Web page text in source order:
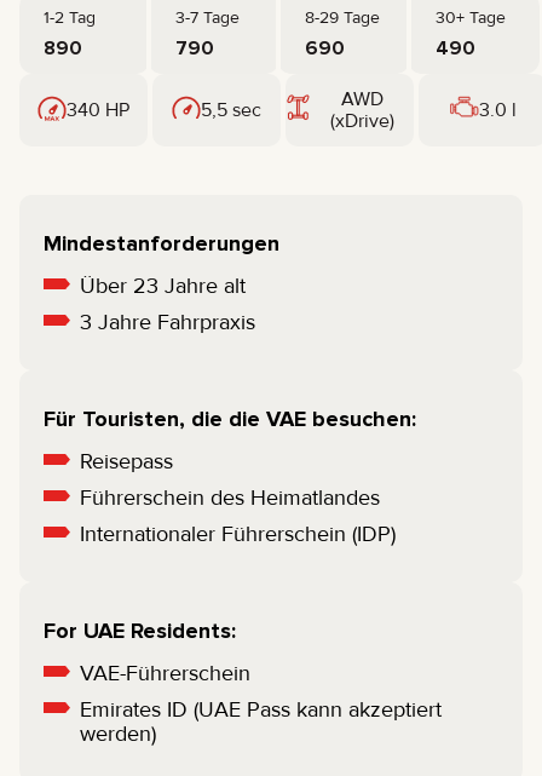
1-2 Tag 3-7 Tage 8-29 Tage 30+ Tage
890 790 690 490
340 HP 5,5 sec
AWD
(xDrive)
3.0 l
Mindestanforderungen
Über 23 Jahre alt
3 Jahre Fahrpraxis
Für Touristen, die die VAE besuchen:
Reisepass
Führerschein des Heimatlandes
Internationaler Führerschein (IDP)
For UAE Residents:
VAE-Führerschein
Emirates ID (UAE Pass kann akzeptiert
werden)